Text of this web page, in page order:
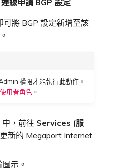
線申請 BGP 設定
將 BGP 設定新增至該
權限才能執行此動作。
用者角色 。
中，前往 Services (服
新的 Megaport Internet
示。